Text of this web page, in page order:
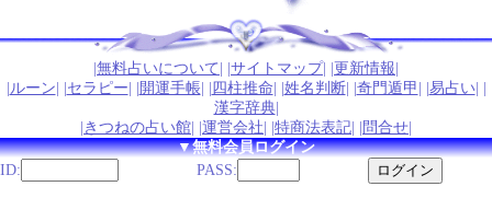
無料占いについて サイトマップ 更新情報
ルーン セラピー 開運手帳 四柱推命 姓名判断| | 奇門遁甲 易占い
漢字辞典|
きつねの占い館 運営会社 特商法表記 問合せ
▼無料会員ログイン
ID:
PASS: